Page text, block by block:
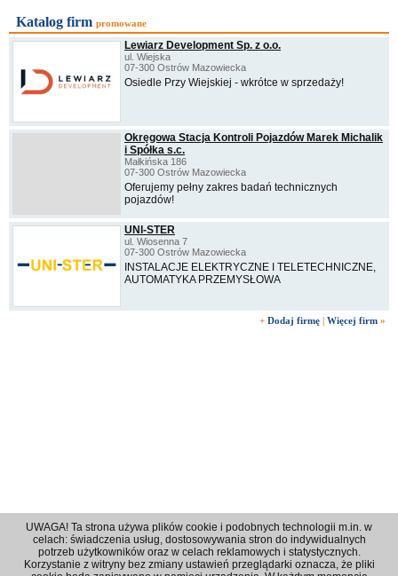
Katalog firm promowane
Lewiarz Development Sp. z o.o.
ul. Wiejska
07-300 Ostrów Mazowiecka
Osiedle Przy Wiejskiej - wkrótce w sprzedaży!
Okręgowa Stacja Kontroli Pojazdów Marek Michalik
i Spółka s.c.
Małkińska 186
07-300 Ostrów Mazowiecka
Oferujemy pełny zakres badań technicznych
pojazdów!
UNI-STER
ul. Wiosenna 7
07-300 Ostrów Mazowiecka
INSTALACJE ELEKTRYCZNE I TELETECHNICZNE,
AUTOMATYKA PRZEMYSŁOWA
+ Dodaj firmę Więcej firm »
UWAGA! Ta strona używa plików cookie i podobnych technologii m.in. w
celach: świadczenia usług, dostosowywania stron do indywidualnych
potrzeb użytkowników oraz w celach reklamowych i statystycznych.
Korzystanie z witryny bez zmiany ustawień przeglądarki oznacza, że pliki